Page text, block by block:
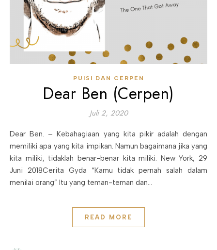
PUISI DAN CERPEN
Dear Ben (Cerpen)
Juli 2, 2020
Dear Ben. – Kebahagiaan yang kita pikir adalah dengan
memiliki apa yang kita impikan. Namun bagaimana jika yang
kita miliki, tidaklah benar-benar kita miliki. New York, 29
Juni 2018Cerita Gyda “Kamu tidak pernah salah dalam
menilai orang” Itu yang teman-teman dan…
READ MORE